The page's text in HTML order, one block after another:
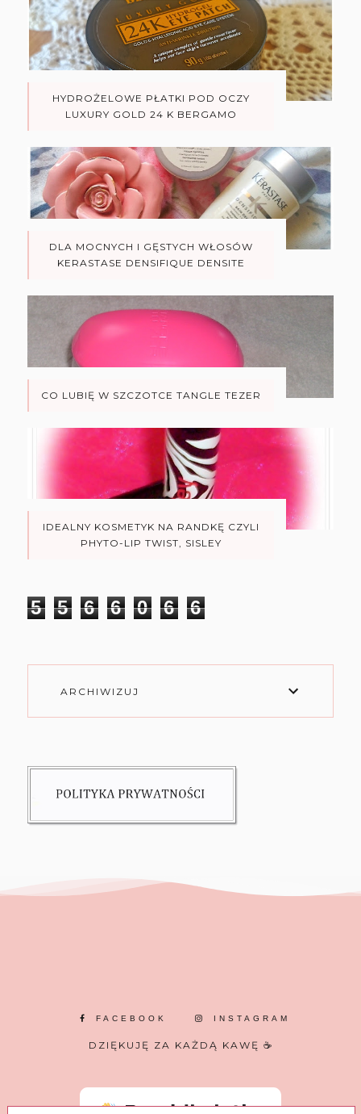
HYDROŻELOWE PŁATKI POD OCZY
LUXURY GOLD 24 K BERGAMO
DLA MOCNYCH I GĘSTYCH WŁOSÓW
KERASTASE DENSIFIQUE DENSITE
CO LUBIĘ W SZCZOTCE TANGLE TEZER
IDEALNY KOSMETYK NA RANDKĘ CZYLI
PHYTO-LIP TWIST, SISLEY
5 5 6 6 0 6 6
ARCHIWIZUJ
FACEBOOK INSTAGRAM
DZIĘKUJĘ ZA KAŻDĄ KAWĘ ☕